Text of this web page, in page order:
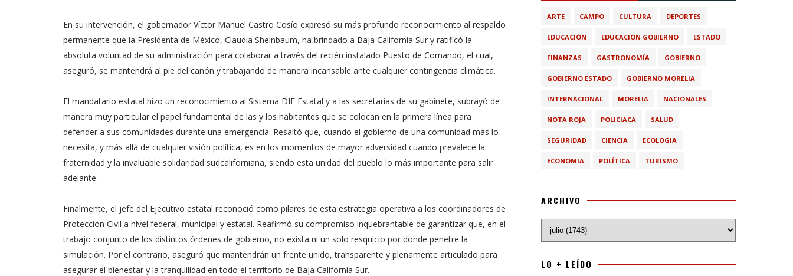
En su intervención, el gobernador Víctor Manuel Castro Cosío expresó su más profundo reconocimiento al respaldo
permanente que la Presidenta de México, Claudia Sheinbaum, ha brindado a Baja California Sur y ratificó la
absoluta voluntad de su administración para colaborar a través del recién instalado Puesto de Comando, el cual,
aseguró, se mantendrá al pie del cañón y trabajando de manera incansable ante cualquier contingencia climática.
El mandatario estatal hizo un reconocimiento al Sistema DIF Estatal y a las secretarías de su gabinete, subrayó de
manera muy particular el papel fundamental de las y los habitantes que se colocan en la primera línea para
defender a sus comunidades durante una emergencia. Resaltó que, cuando el gobierno de una comunidad más lo
necesita, y más allá de cualquier visión política, es en los momentos de mayor adversidad cuando prevalece la
fraternidad y la invaluable solidaridad sudcaliforniana, siendo esta unidad del pueblo lo más importante para salir
adelante.
Finalmente, el jefe del Ejecutivo estatal reconoció como pilares de esta estrategia operativa a los coordinadores de
Protección Civil a nivel federal, municipal y estatal. Reafirmó su compromiso inquebrantable de garantizar que, en el
trabajo conjunto de los distintos órdenes de gobierno, no exista ni un solo resquicio por donde penetre la
simulación. Por el contrario, aseguró que mantendrán un frente unido, transparente y plenamente articulado para
asegurar el bienestar y la tranquilidad en todo el territorio de Baja California Sur.
ARTE CAMPO CULTURA DEPORTES
EDUCACIÓN EDUCACIÓN GOBIERNO ESTADO
FINANZAS GASTRONOMÍA GOBIERNO
GOBIERNO ESTADO GOBIERNO MORELIA
INTERNACIONAL MORELIA NACIONALES
NOTA ROJA POLICIACA SALUD
SEGURIDAD CIENCIA ECOLOGIA
ECONOMIA POLÍTICA TURISMO
ARCHIVO
LO + LEÍDO